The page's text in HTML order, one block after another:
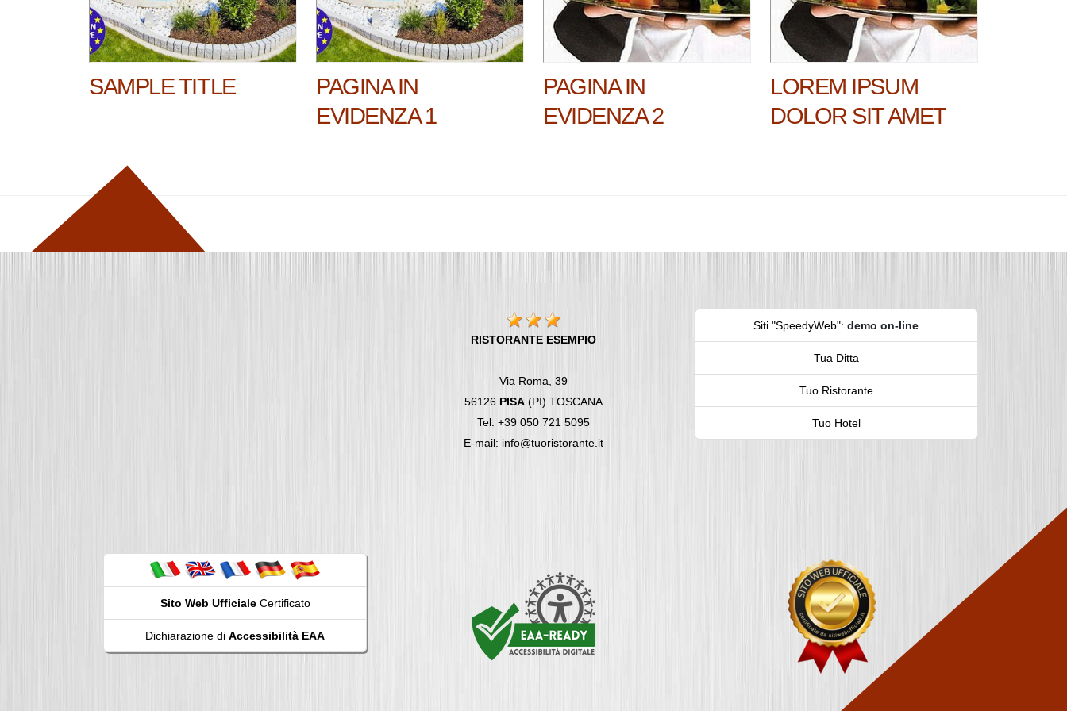
SAMPLE TITLE
PAGINA IN
EVIDENZA 1
PAGINA IN
EVIDENZA 2
LOREM IPSUM
DOLOR SIT AMET
RISTORANTE ESEMPIO
Via Roma, 39
56126 PISA(PI) TOSCANA
Tel: +39 050 721 5095
E-mail: info@tuoristorante.it
Siti "SpeedyWeb":demo on-line
Tua Ditta
Tuo Ristorante
Tuo Hotel
Sito Web UfficialeCertificato
Dichiarazione di Accessibilità EAA